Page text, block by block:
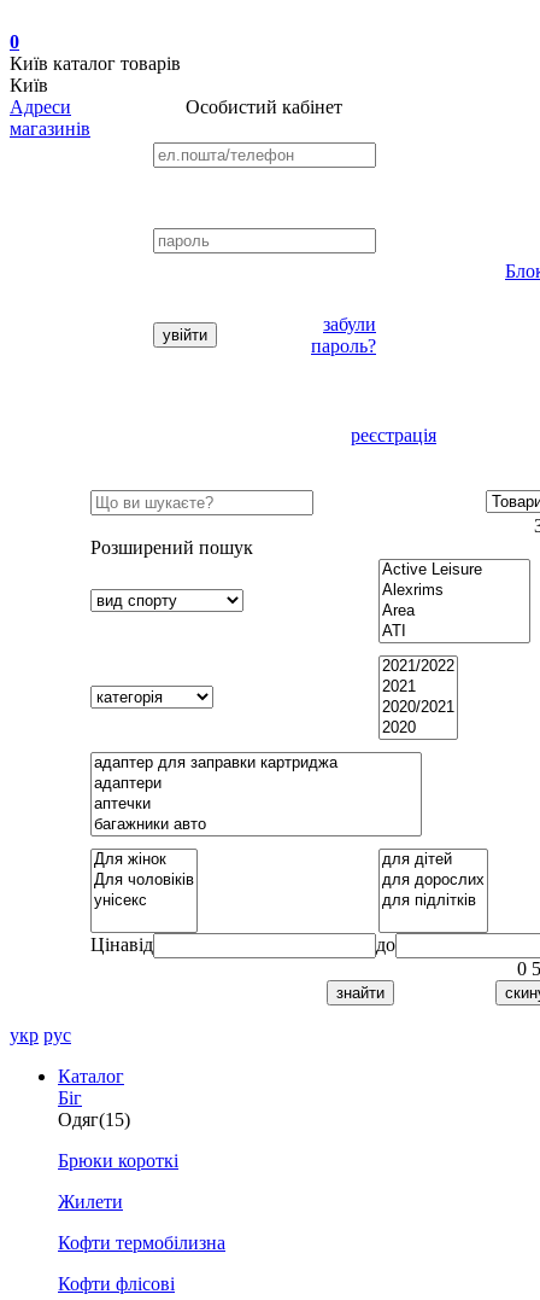
0
Київ каталог товарів
Київ
Адреси
магазинів
Особистий кабінет
забули
пароль?
реєстрація
Розширений пошук
Цінавід
до
0
укр рус
Каталог
Біг
Одяг(15)
Брюки короткі
Жилети
Кофти термобілизна
Кофти флісові